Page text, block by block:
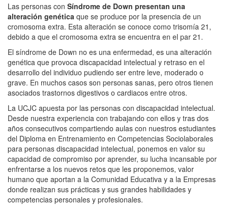
Las personas con Síndrome de Down presentan una
alteración genética que se produce por la presencia de un
cromosoma extra. Esta alteración se conoce como trisomía 21,
debido a que el cromosoma extra se encuentra en el par 21.
El síndrome de Down no es una enfermedad, es una alteración
genética que provoca discapacidad intelectual y retraso en el
desarrollo del individuo pudiendo ser entre leve, moderado o
grave. En muchos casos son personas sanas, pero otros tienen
asociados trastornos digestivos o cardiacos entre otros.
La UCJC apuesta por las personas con discapacidad intelectual.
Desde nuestra experiencia con trabajando con ellos y tras dos
años consecutivos compartiendo aulas con nuestros estudiantes
del Diploma en Entrenamiento en Competencias Sociolaborales
para personas discapacidad intelectual, ponemos en valor su
capacidad de compromiso por aprender, su lucha incansable por
enfrentarse a los nuevos retos que les proponemos, valor
humano que aportan a la Comunidad Educativa y a la Empresas
donde realizan sus prácticas y sus grandes habilidades y
competencias personales y profesionales.